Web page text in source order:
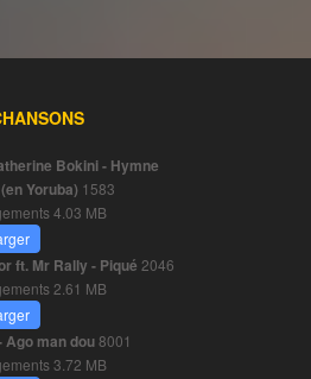
Bokini - Hymne
Yoruba) 1583
4.03 MB
ft. Mr Rally - Piqué 2046
2.61 MB
Ago man dou8001
3.72 MB